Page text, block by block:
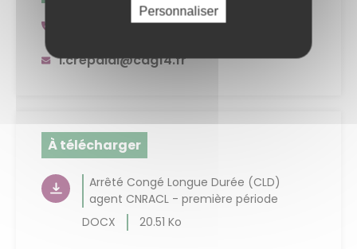
02 31 15 50 20
l.crepaldi@cdg14.fr
À télécharger
Arrêté Congé Longue Durée (CLD)
agent CNRACL - première période
DOCX
20.51 Ko
Personnaliser